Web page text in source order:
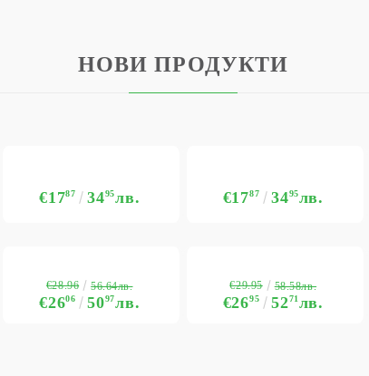
НОВИ ПРОДУКТИ
€1787 3495лв. €1787 3495лв.
€2606 5097лв.
€28.96 56.64лв.
€2695 5271лв.
€29.95 58.58лв.